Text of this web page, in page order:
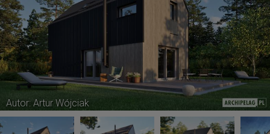
Autor: Artur Wójciak